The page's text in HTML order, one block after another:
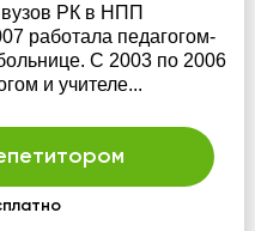
РК в НПП
работала педагогом-
С 2003 по 2006
и учителе...